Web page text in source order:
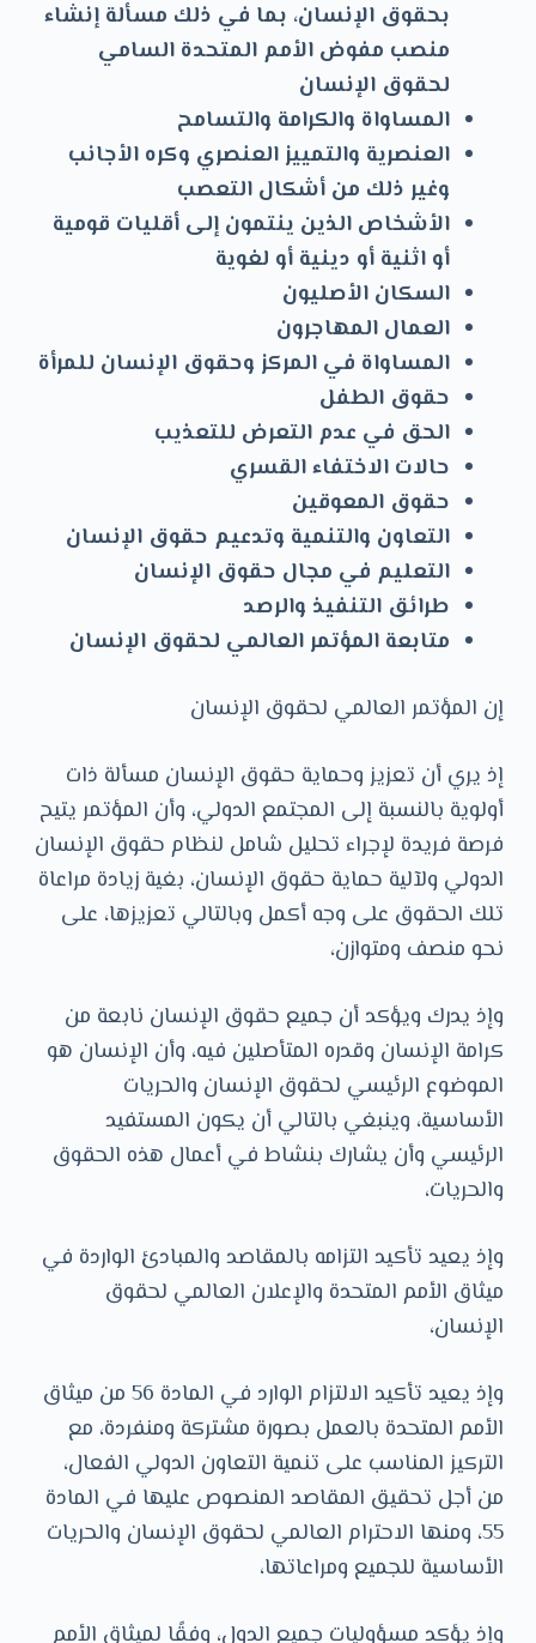
بحقوق الإنسان، بما في ذلك مسألة إنشاء
منصب مفوض الأمم المتحدة السامي
لحقوق الإنسان
المساواة والكرامة والتسامح
العنصرية والتمييز العنصري وكره الأجانب
وغير ذلك من أشكال التعصب
الأشخاص الذين ينتمون إلى أقليات قومية
أو اثنية أو دينية أو لغوية
السكان الأصليون
العمال المهاجرون
المساواة في المركز وحقوق الإنسان للمرأة
حقوق الطفل
الحق في عدم التعرض للتعذيب
حالات الاختفاء القسري
حقوق المعوقين
التعاون والتنمية وتدعيم حقوق الإنسان
التعليم في مجال حقوق الإنسان
طرائق التنفيذ والرصد
متابعة المؤتمر العالمي لحقوق الإنسان
إن المؤتمر العالمي لحقوق الإنسان
إذ يري أن تعزيز وحماية حقوق الإنسان مسألة ذات
أولوية بالنسبة إلى المجتمع الدولي، وأن المؤتمر يتيح
فرصة فريدة لإجراء تحليل شامل لنظام حقوق الإنسان
الدولي ولآلية حماية حقوق الإنسان، بغية زيادة مراعاة
تلك الحقوق على وجه أكمل وبالتالي تعزيزها، على
نحو منصف ومتوازن،
وإذ يدرك ويؤكد أن جميع حقوق الإنسان نابعة من
كرامة الإنسان وقدره المتأصلين فيه، وأن الإنسان هو
الموضوع الرئيسي لحقوق الإنسان والحريات
الأساسية، وينبغي بالتالي أن يكون المستفيد
الرئيسي وأن يشارك بنشاط في أعمال هذه الحقوق
والحريات،
وإذ يعيد تأكيد التزامه بالمقاصد والمبادئ الواردة في
ميثاق الأمم المتحدة والإعلان العالمي لحقوق
الإنسان،
وإذ يعيد تأكيد الالتزام الوارد في المادة 56 من ميثاق
الأمم المتحدة بالعمل بصورة مشتركة ومنفردة، مع
التركيز المناسب على تنمية التعاون الدولي الفعال،
من أجل تحقيق المقاصد المنصوص عليها في المادة
55، ومنها الاحترام العالمي لحقوق الإنسان والحريات
الأساسية للجميع ومراعاتها،
وإذ يؤكد مسؤوليات جميع الدول، وفقًا لميثاق الأمم